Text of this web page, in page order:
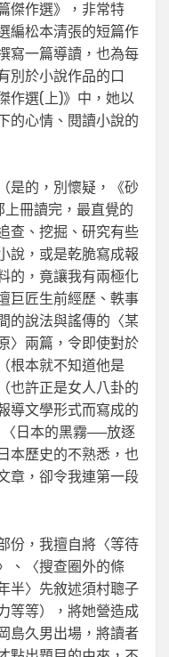
傑作選》，非常特
編松本清張的短篇作
寫一篇導讀，也為每
別於小說作品的口
作選(上)》中，她以
的心情、閱讀小說的
是的，別懷疑，《砂
冊讀完，最直覺的
查、挖掘、研究有些
說，或是乾脆寫成報
的，竟讓我有兩極化
巨匠生前經歷、軼事
的說法與謠傳的〈某
〉兩篇，令即使對於
根本就不知道他是
也許正是女人八卦的
導文學形式而寫成的
日本的黑霧──放逐
本歷史的不熟悉，也
章，卻令我連第一段
份，我擅自將〈等待
、〈搜查圈外的條
半〉先敘述須村聰子
等等），將她營造成
島久男出場，將讀者